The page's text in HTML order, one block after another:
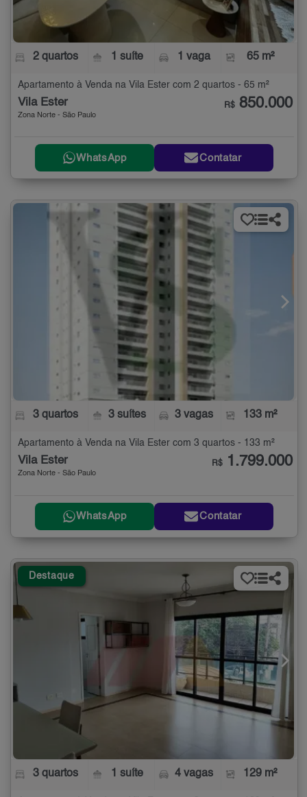
2 quartos 1 suíte 1 vaga 65 m²
Apartamento à Venda na Vila Ester com 2 quartos - 65 m²
Vila Ester
Zona Norte - São Paulo
R$ 850.000
WhatsApp Contatar
3 quartos 3 suítes 3 vagas 133 m²
Apartamento à Venda na Vila Ester com 3 quartos - 133 m²
Vila Ester
Zona Norte - São Paulo
R$ 1.799.000
WhatsApp Contatar
Destaque
3 quartos 1 suíte 4 vagas 129 m²